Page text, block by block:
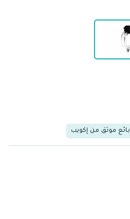
بائع موثق من إكويب